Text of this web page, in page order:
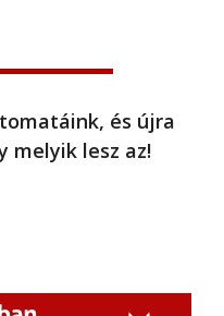
és újra
melyik lesz az!